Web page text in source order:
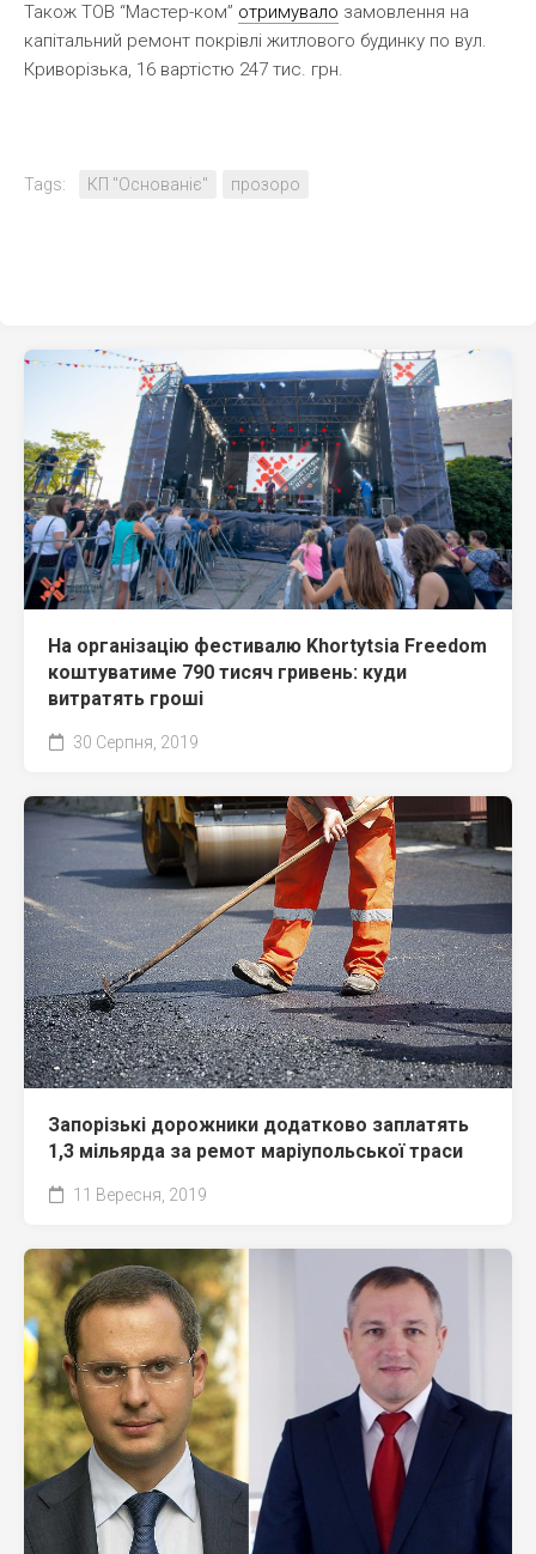
Також ТОВ “Мастер-ком” отримувало замовлення на
капітальний ремонт покрівлі житлового будинку по вул.
Криворізька, 16 вартістю 247 тис. грн.
Tags: КП "Основаніє" прозоро
На організацію фестивалю Khortytsia Freedom
коштуватиме 790 тисяч гривень: куди
витратять гроші
30 Серпня, 2019
Запорізькі дорожники додатково заплатять
1,3 мільярда за ремот маріупольської траси
11 Вересня, 2019